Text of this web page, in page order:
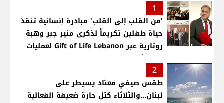
1
'من القلب إلى القلب' مبادرة إنسانية تنقذ
حياة طفلين تكريماً لذكرى منير جبر وهبة
روتارية عبر Gift of Life Lebanon لعمليات
قلب لأطفال في مستشفى حمود الجامعي
2
طقس صيفي معتاد يسيطر على
لبنان...والثلاثاء كتل حارة ضعيفة الفعالية